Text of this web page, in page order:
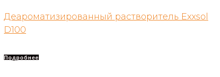
Деароматизированный растворитель Exxsol
D100
Подробнее